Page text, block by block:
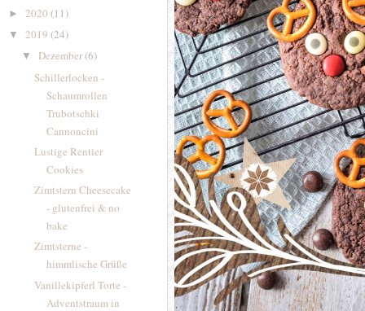
► 2020 (11)
▼ 2019 (24)
▼ Dezember(6)
Schillerlocken -
Schaumrollen
Trubotschki
Cannoncini
Lustige Rentier
Cookies
Zimtstern Cheesecake
- glutenfrei & no
bake
Zimtsterne -
himmlische Grüße
Vanillekipferl Torte -
Adventstraum in